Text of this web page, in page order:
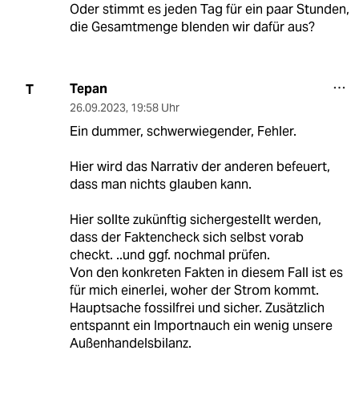
Oder stimmt es jeden Tag für ein paar Stunden,
die Gesamtmenge blenden wir dafür aus?
T Tepan
26.09.2023, 19:58 Uhr
Ein dummer, schwerwiegender, Fehler.
Hier wird das Narrativ der anderen befeuert,
dass man nichts glauben kann.
Hier sollte zukünftig sichergestellt werden,
dass der Faktencheck sich selbst vorab
checkt. ..und ggf. nochmal prüfen.
Von den konkreten Fakten in diesem Fall ist es
für mich einerlei, woher der Strom kommt.
Hauptsache fossilfrei und sicher. Zusätzlich
entspannt ein Importnauch ein wenig unsere
Außenhandelsbilanz.